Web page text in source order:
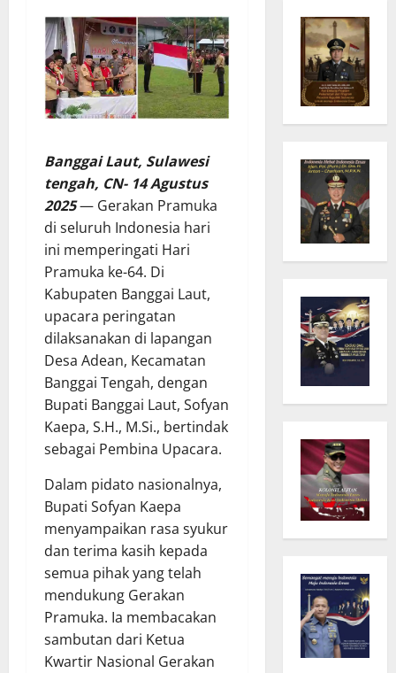
Banggai Laut, Sulawesi
tengah, CN- 14 Agustus
2025— Gerakan Pramuka
di seluruh Indonesia hari
ini memperingati Hari
Pramuka ke-64. Di
Kabupaten Banggai Laut,
upacara peringatan
dilaksanakan di lapangan
Desa Adean, Kecamatan
Banggai Tengah, dengan
Bupati Banggai Laut, Sofyan
Kaepa, S.H., M.Si., bertindak
sebagai Pembina Upacara.
Dalam pidato nasionalnya,
Bupati Sofyan Kaepa
menyampaikan rasa syukur
dan terima kasih kepada
semua pihak yang telah
mendukung Gerakan
Pramuka. Ia membacakan
sambutan dari Ketua
Kwartir Nasional Gerakan